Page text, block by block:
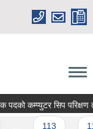
एम.आइ.एस.